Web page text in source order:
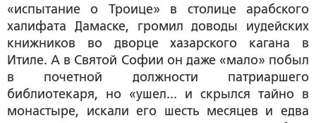
«испытание о Троице» в столице арабского
халифата Дамаске, громил доводы иудейских
книжников во дворце хазарского кагана в
Итиле. А в Святой Софии он даже «мало» побыл
в почетной должности патриаршего
библиотекаря, но «ушел... и скрылся тайно в
монастыре, искали его шесть месяцев и едва